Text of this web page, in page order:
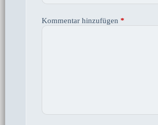
Kommentar hinzufügen *